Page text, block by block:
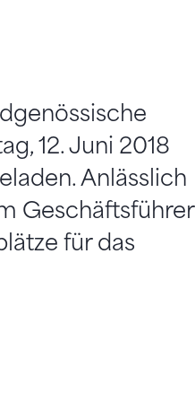
12. Juni 2018
Anlässlich
Geschäftsführer
für das